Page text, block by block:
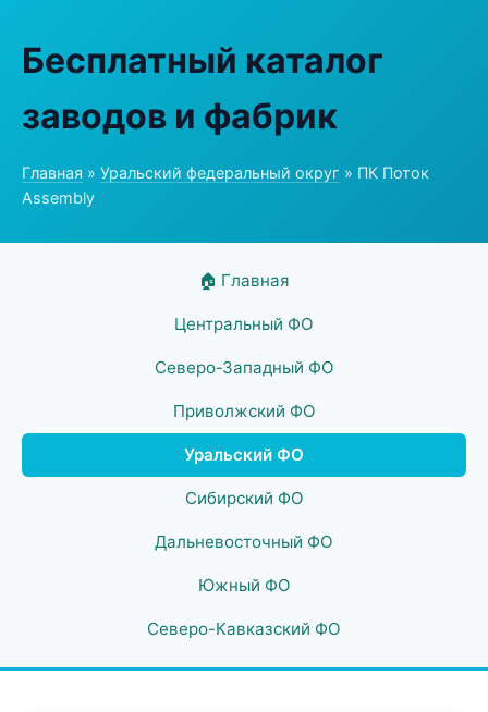
Бесплатный каталог
заводов и фабрик
Главная » Уральский федеральный округ » ПК Поток
Assembly
🏠 Главная
Центральный ФО
Северо-Западный ФО
Приволжский ФО
Уральский ФО
Сибирский ФО
Дальневосточный ФО
Южный ФО
Северо-Кавказский ФО